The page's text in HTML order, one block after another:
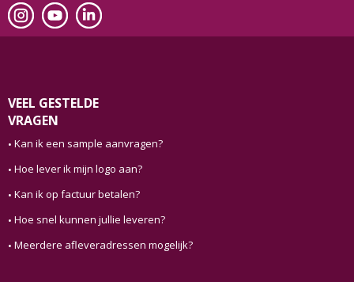
VEEL GESTELDE
VRAGEN
Kan ik een sample aanvragen?
Hoe lever ik mijn logo aan?
Kan ik op factuur betalen?
Hoe snel kunnen jullie leveren?
Meerdere afleveradressen mogelijk?